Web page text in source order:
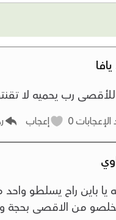
رب يحميه لا
إعجاب
يا باين راح يسلطو
من الاقصى بحجة